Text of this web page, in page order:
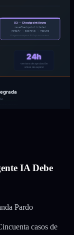
IA Debe
Pardo
casos de